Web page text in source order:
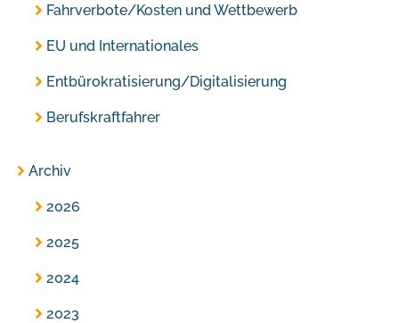
Fahrverbote/Kosten und Wettbewerb
EU und Internationales
Entbürokratisierung/Digitalisierung
Berufskraftfahrer
Archiv
2026
2025
2024
2023